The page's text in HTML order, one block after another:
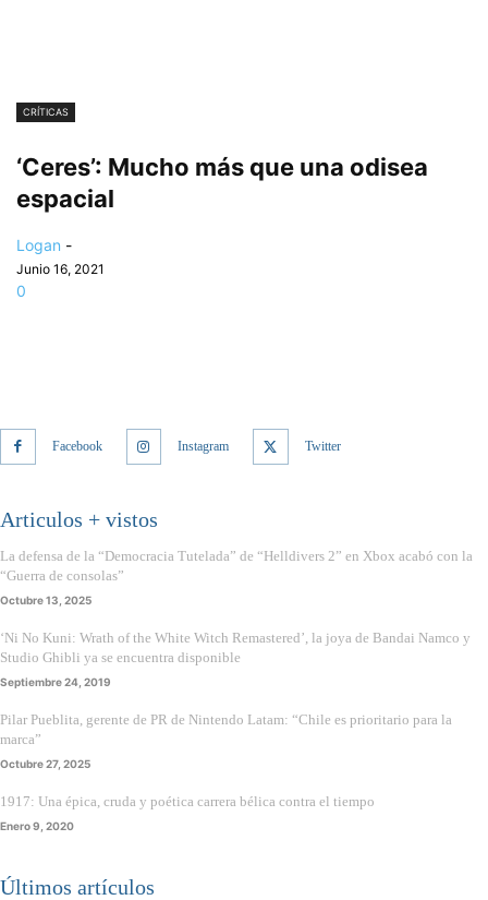
CRÍTICAS
‘Ceres’: Mucho más que una odisea
espacial
Logan -
Junio 16, 2021
0
Facebook Instagram Twitter
Articulos + vistos
La defensa de la “Democracia Tutelada” de “Helldivers 2” en Xbox acabó con la
“Guerra de consolas”
Octubre 13, 2025
‘Ni No Kuni: Wrath of the White Witch Remastered’, la joya de Bandai Namco y
Studio Ghibli ya se encuentra disponible
Septiembre 24, 2019
Pilar Pueblita, gerente de PR de Nintendo Latam: “Chile es prioritario para la
marca”
Octubre 27, 2025
1917: Una épica, cruda y poética carrera bélica contra el tiempo
Enero 9, 2020
Últimos artículos